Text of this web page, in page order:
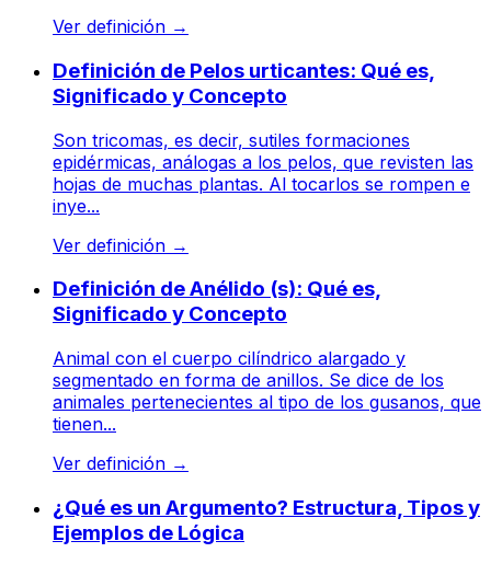
Ver definición →
Definición de Pelos urticantes: Qué es,
Significado y Concepto
Son tricomas, es decir, sutiles formaciones
epidérmicas, análogas a los pelos, que revisten las
hojas de muchas plantas. Al tocarlos se rompen e
inye...
Ver definición →
Definición de Anélido (s): Qué es,
Significado y Concepto
Animal con el cuerpo cilíndrico alargado y
segmentado en forma de anillos. Se dice de los
animales pertenecientes al tipo de los gusanos, que
tienen...
Ver definición →
¿Qué es un Argumento? Estructura, Tipos y
Ejemplos de Lógica